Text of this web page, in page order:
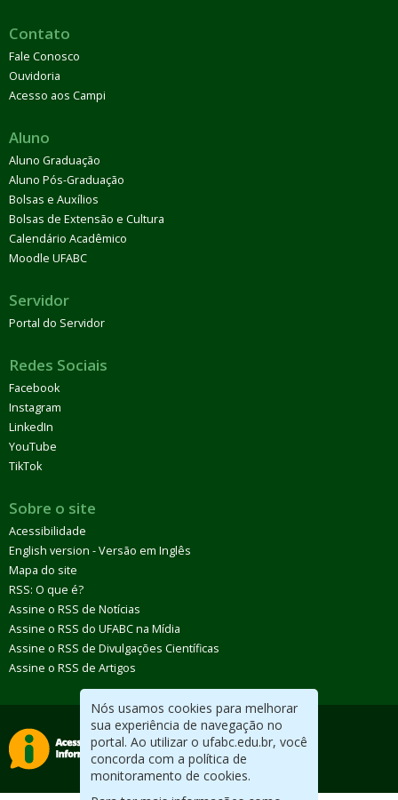
Nós usamos cookies para melhorar
sua experiência de navegação no
portal. Ao utilizar o ufabc.edu.br, você
concorda com a política de
monitoramento de cookies.
Contato
Fale Conosco
Ouvidoria
Acesso aos Campi
Aluno
Aluno Graduação
Aluno Pós-Graduação
Bolsas e Auxílios
Bolsas de Extensão e Cultura
Calendário Acadêmico
Moodle UFABC
Servidor
Portal do Servidor
Redes Sociais
Facebook
Instagram
LinkedIn
YouTube
TikTok
Sobre o site
Acessibilidade
English version - Versão em Inglês
Mapa do site
RSS: O que é?
Assine o RSS de Notícias
Assine o RSS do UFABC na Mídia
Assine o RSS de Divulgações Científicas
Assine o RSS de Artigos